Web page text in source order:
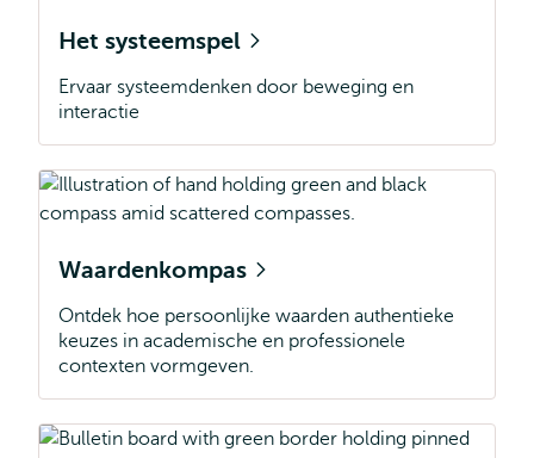
Het systeemspel
Ervaar systeemdenken door beweging en
interactie
Waardenkompas
Ontdek hoe persoonlijke waarden authentieke
keuzes in academische en professionele
contexten vormgeven.